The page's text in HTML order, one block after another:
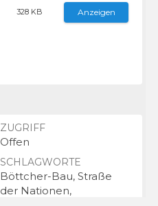
328 KB Anzeigen
ZUGRIFF
Offen
SCHLAGWORTE
Böttcher-Bau, Straße
der Nationen,